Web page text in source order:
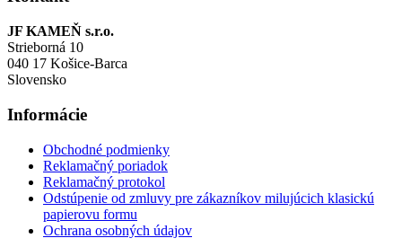
JF KAMEŇ s.r.o.
Strieborná 10
040 17 Košice-Barca
Slovensko
Informácie
Obchodné podmienky
Reklamačný poriadok
Reklamačný protokol
Odstúpenie od zmluvy pre zákazníkov milujúcich klasickú
papierovu formu
Ochrana osobných údajov